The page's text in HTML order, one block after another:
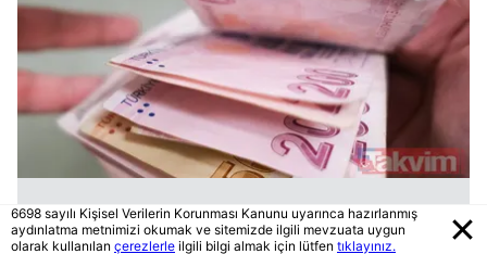
6698 sayılı Kişisel Verilerin Korunması Kanunu uyarınca hazırlanmış
aydınlatma metnimizi okumak ve sitemizde ilgili mevzuata uygun
olarak kullanılan çerezlerle ilgili bilgi almak için lütfen tıklayınız.